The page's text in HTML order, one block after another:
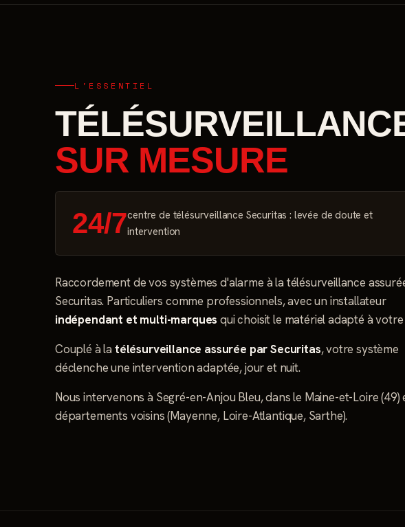
L'ESSENTIEL
SUR MESURE
24/7centre de télésurveillance Securitas : levée de doute et
intervention
Raccordement de vos systèmes d'alarme à la télésurveillance
Securitas. Particuliers comme professionnels, avec un installateur
indépendant et multi-marques qui choisit le matériel adapté à
Couplé à la télésurveillance assurée par Securitas, votre système
déclenche une intervention adaptée, jour et nuit.
Nous intervenons à Segré-en-Anjou Bleu, dans le Maine-et-Loire (49)
départements voisins (Mayenne, Loire-Atlantique, Sarthe).